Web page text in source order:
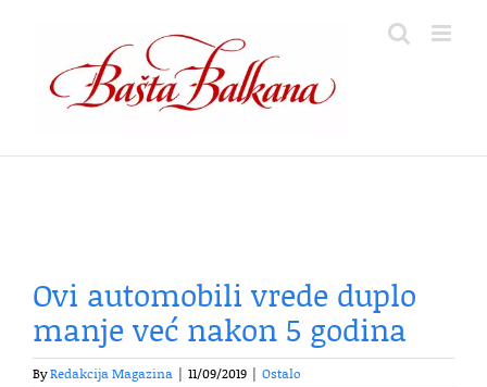
content
Ovi automobili vrede duplo
manje već nakon 5 godina
ByRedakcija Magazina 11/09/2019 Ostalo